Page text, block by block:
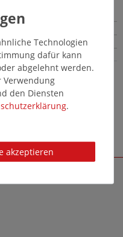
Technologien
dafür kann
abgelehnt werden.
den Diensten
.
akzeptieren